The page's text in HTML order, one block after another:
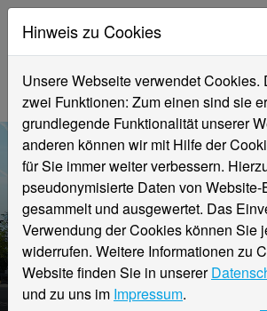
Aktuelle Meldungen
Hochschule
Hinweis zu Cookies
Unsere Webseite verwendet Cookies.
zwei Funktionen: Zum einen sind sie
grundlegende Funktionalität unserer
anderen können wir mit Hilfe der
für Sie immer weiter verbessern.
pseudonymisierte Daten von Website-
gesammelt und ausgewertet. Das
Verwendung der Cookies können Sie
widerrufen. Weitere Informationen zu
Website finden Sie in unserer
und zu uns im Impressum.